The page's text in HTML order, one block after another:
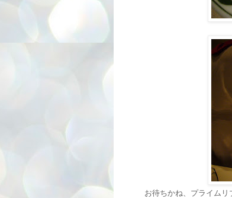
お待ちかね、プライムリ